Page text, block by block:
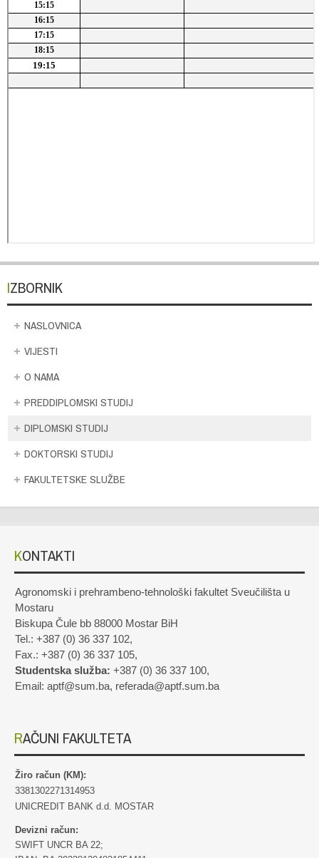
IZBORNIK
NASLOVNICA
VIJESTI
O NAMA
PREDDIPLOMSKI STUDIJ
DIPLOMSKI STUDIJ
DOKTORSKI STUDIJ
FAKULTETSKE SLUŽBE
KONTAKTI
Agronomski i prehrambeno-tehnološki fakultet Sveučilišta u
Mostaru
Biskupa Čule bb 88000 Mostar BiH
Tel.: +387 (0) 36 337 102,
Fax.: +387 (0) 36 337 105,
Studentska služba: +387 (0) 36 337 100,
Email: aptf@sum.ba, referada@aptf.sum.ba
RAČUNI FAKULTETA
Žiro račun (KM):
3381302271314953
UNICREDIT BANK d.d. MOSTAR
Devizni račun:
SWIFT UNCR BA 22;